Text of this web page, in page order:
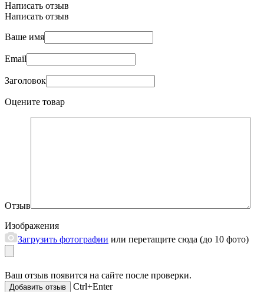
Написать отзыв
Написать отзыв
Ваше имя
Email
Заголовок
Оцените товар
Отзыв
Изображения
Загрузить фотографии или перетащите сюда (до 10 фото)
Ваш отзыв появится на сайте после проверки.
Ctrl+Enter